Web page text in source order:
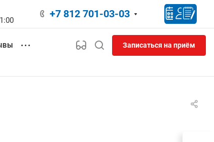
+7 812 701-03-03
Записаться на приём